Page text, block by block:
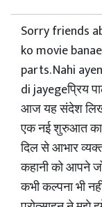
Sorry friends
ko movie
parts. Nahi
di jayegeप्रिय
आज यह संदेश लिखते
एक नई शुरुआत का
दिल से आभार
कहानी को आपने
कभी कल्पना भी